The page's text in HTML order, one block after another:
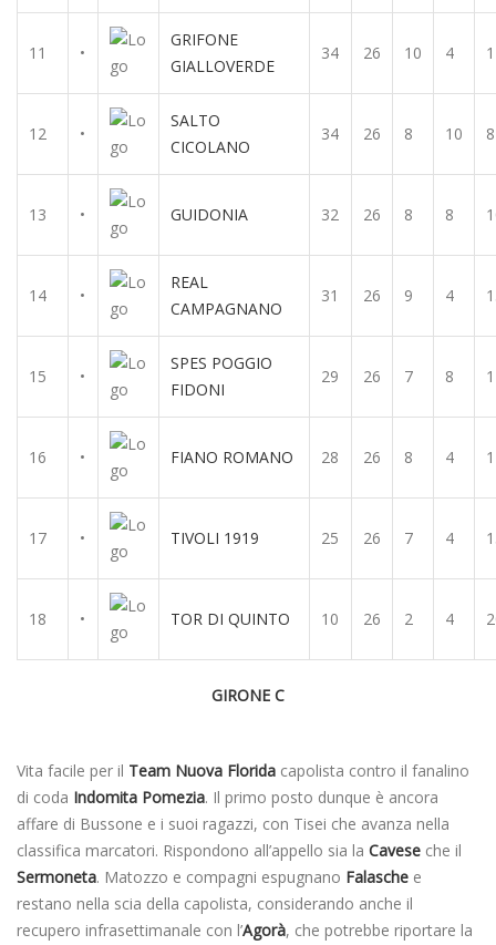
11 •
GRIFONE
GIALLOVERDE
34 26 10 4
12 •
SALTO
CICOLANO
34 26 8 10 8
13 • GUIDONIA 32 26 8 8
14 •
REAL
CAMPAGNANO
31 26 9 4
15 •
SPES POGGIO
FIDONI
29 26 7 8
16 • FIANO ROMANO 28 26 8 4
17 • TIVOLI 1919 25 26 7 4
18 • TOR DI QUINTO 10 26 2 4
GIRONE C
Vita facile per il Team Nuova Florida capolista contro il fanalino
di coda Indomita Pomezia. Il primo posto dunque è ancora
affare di Bussone e i suoi ragazzi, con Tisei che avanza nella
classifica marcatori. Rispondono all’appello sia la Cavese che il
Sermoneta. Matozzo e compagni espugnano Falasche e
restano nella scia della capolista, considerando anche il
recupero infrasettimanale con l’Agorà, che potrebbe riportare la